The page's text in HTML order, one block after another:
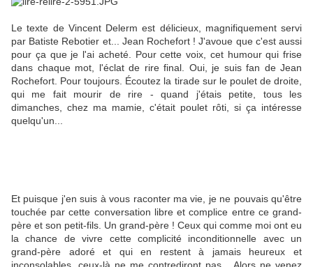
Le texte de Vincent Delerm est délicieux, magnifiquement servi
par Batiste Rebotier et... Jean Rochefort ! J'avoue que c'est aussi
pour ça que je l'ai acheté. Pour cette voix, cet humour qui frise
dans chaque mot, l'éclat de rire final. Oui, je suis fan de Jean
Rochefort. Pour toujours. Écoutez la tirade sur le poulet de droite,
qui me fait mourir de rire - quand j'étais petite, tous les
dimanches, chez ma mamie, c'était poulet rôti, si ça intéresse
quelqu'un...
Et puisque j'en suis à vous raconter ma vie, je ne pouvais qu'être
touchée par cette conversation libre et complice entre ce grand-
père et son petit-fils. Un grand-père ! Ceux qui comme moi ont eu
la chance de vivre cette complicité inconditionnelle avec un
grand-père adoré et qui en restent à jamais heureux et